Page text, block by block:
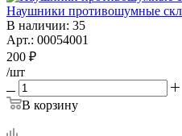
Наушники противошумные
В наличии: 35
Арт.: 00054001
200 ₽
/шт
В корзину